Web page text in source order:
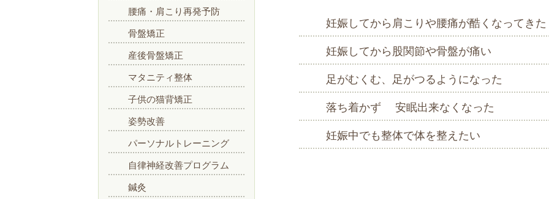
妊娠してから肩こりや腰痛が酷くなってきた
妊娠してから股関節や骨盤が痛い
足がむくむ、足がつるようになった
落ち着かず 安眠出来なくなった
妊娠中でも整体で体を整えたい
腰痛・肩こり再発予防
骨盤矯正
産後骨盤矯正
マタニティ整体
子供の猫背矯正
姿勢改善
パーソナルトレーニング
自律神経改善プログラム
鍼灸